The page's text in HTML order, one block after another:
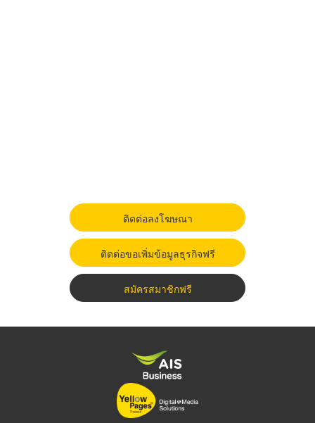
ติดต่อลงโฆษณา
ติดต่อขอเพิ่มข้อมูลธุรกิจฟรี
สมัครสมาชิกฟรี